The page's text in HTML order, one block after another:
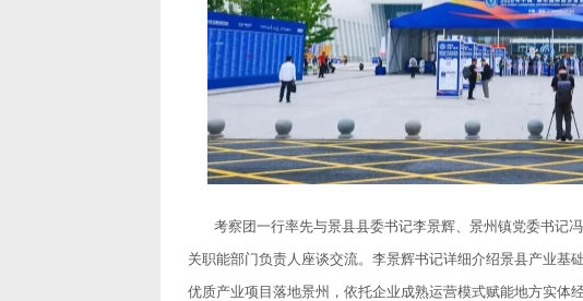
考察团一行率先与景县县委书记李景辉、景州镇党委书记
关职能部门负责人座谈交流。李景辉书记详细介绍景县产业基
优质产业项目落地景州，依托企业成熟运营模式赋能地方实体